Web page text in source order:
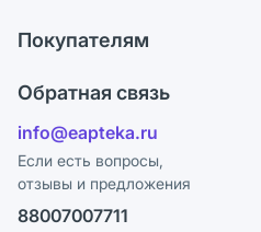
Блог
Карьера
Поставщики
Лицензия
Реклама на сайте
Ваши товары на ЕАПТЕКЕ
Покупателям
Программа СберСпасибо
Политика конфиденциальности
Пользовательское соглашение
Обратная связь
info@eapteka.ru
Если есть вопросы,
отзывы и предложения
88007007711